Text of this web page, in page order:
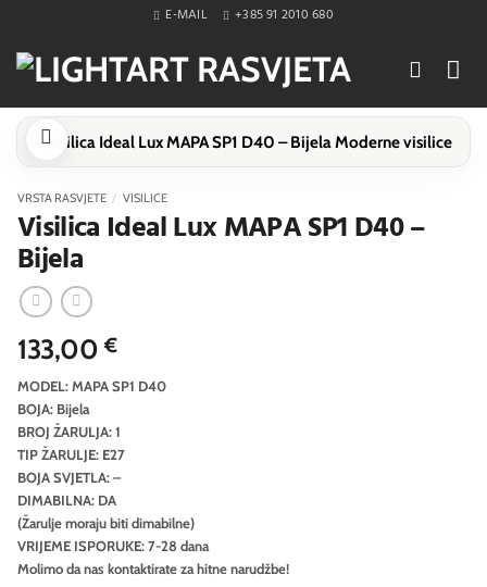
content
E-MAIL +385 91 2010 680
VRSTA RASVJETE / VISILICE
Visilica Ideal Lux MAPA SP1 D40 –
Bijela
133,00€
MODEL: MAPA SP1 D40
BOJA: Bijela
BROJ ŽARULJA: 1
TIP ŽARULJE: E27
BOJA SVJETLA: –
DIMABILNA: DA
(Žarulje moraju biti dimabilne)
VRIJEME ISPORUKE: 7-28 dana
Molimo da nas kontaktirate za hitne narudžbe!